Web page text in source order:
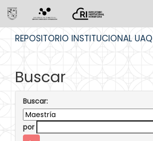
REPOSITORIO INSTITUCIONAL UAQ
Buscar
Buscar:
por